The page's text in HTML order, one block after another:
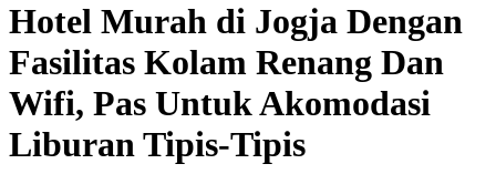
Hotel Murah di Jogja Dengan
Fasilitas Kolam Renang Dan
Wifi, Pas Untuk Akomodasi
Liburan Tipis-Tipis